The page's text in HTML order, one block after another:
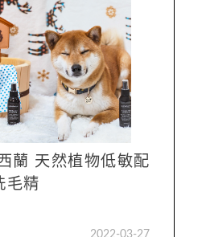
蘭 天然植物低敏配
毛精
2022-03-27